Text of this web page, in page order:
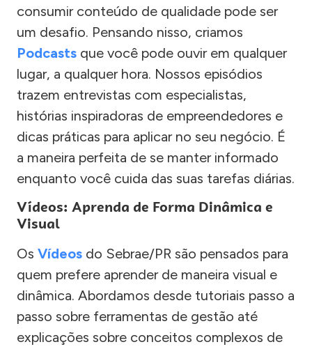
consumir conteúdo de qualidade pode ser
um desafio. Pensando nisso, criamos
Podcasts que você pode ouvir em qualquer
lugar, a qualquer hora. Nossos episódios
trazem entrevistas com especialistas,
histórias inspiradoras de empreendedores e
dicas práticas para aplicar no seu negócio. É
a maneira perfeita de se manter informado
enquanto você cuida das suas tarefas diárias.
Vídeos: Aprenda de Forma Dinâmica e
Visual
Os Vídeos do Sebrae/PR são pensados para
quem prefere aprender de maneira visual e
dinâmica. Abordamos desde tutoriais passo a
passo sobre ferramentas de gestão até
explicações sobre conceitos complexos de